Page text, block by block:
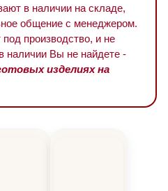
в наличии на складе,
общение с менеджером.
производство, и не
наличии Вы не найдете -
изделиях на